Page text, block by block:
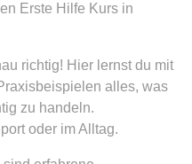
Erste Hilfe Kurs in
richtig! Hier lernst du mit
alles, was
zu handeln.
oder im Alltag.